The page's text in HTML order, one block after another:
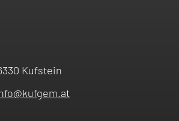
Kufstein
@kufgem.at